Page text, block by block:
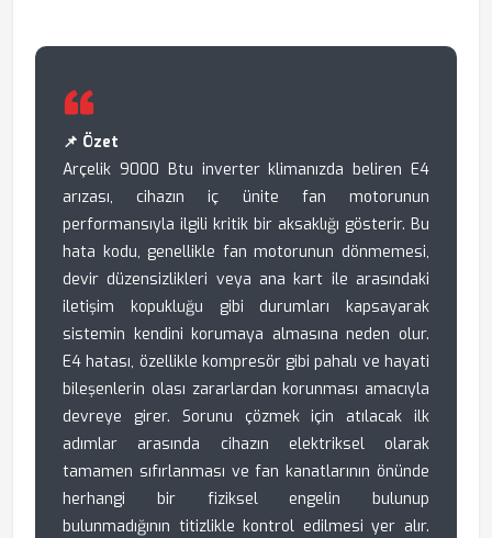
📌 Özet
Arçelik 9000 Btu inverter klimanızda beliren E4
arızası, cihazın iç ünite fan motorunun
performansıyla ilgili kritik bir aksaklığı gösterir. Bu
hata kodu, genellikle fan motorunun dönmemesi,
devir düzensizlikleri veya ana kart ile arasındaki
iletişim kopukluğu gibi durumları kapsayarak
sistemin kendini korumaya almasına neden olur.
E4 hatası, özellikle kompresör gibi pahalı ve hayati
bileşenlerin olası zararlardan korunması amacıyla
devreye girer. Sorunu çözmek için atılacak ilk
adımlar arasında cihazın elektriksel olarak
tamamen sıfırlanması ve fan kanatlarının önünde
herhangi bir fiziksel engelin bulunup
bulunmadığının titizlikle kontrol edilmesi yer alır.